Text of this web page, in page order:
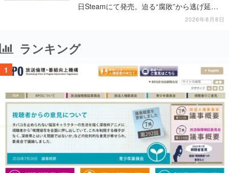
日Steamにて発売。迫る“腐敗”から逃げ延
2026年8月8日
ランキング
1